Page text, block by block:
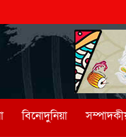
বিনোদুনিয়া